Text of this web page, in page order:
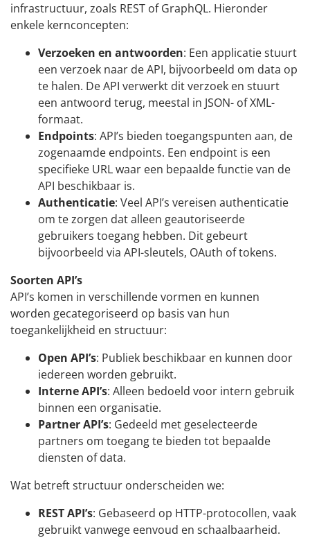
infrastructuur, zoals REST of GraphQL. Hieronder
enkele kernconcepten:
Verzoeken en antwoorden: Een applicatie stuurt
een verzoek naar de API, bijvoorbeeld om data op
te halen. De API verwerkt dit verzoek en stuurt
een antwoord terug, meestal in JSON- of XML-
formaat.
Endpoints: API’s bieden toegangspunten aan, de
zogenaamde endpoints. Een endpoint is een
specifieke URL waar een bepaalde functie van de
API beschikbaar is.
Authenticatie: Veel API’s vereisen authenticatie
om te zorgen dat alleen geautoriseerde
gebruikers toegang hebben. Dit gebeurt
bijvoorbeeld via API-sleutels, OAuth of tokens.
Soorten API’s
API’s komen in verschillende vormen en kunnen
worden gecategoriseerd op basis van hun
toegankelijkheid en structuur:
Open API’s: Publiek beschikbaar en kunnen door
iedereen worden gebruikt.
Interne API’s: Alleen bedoeld voor intern gebruik
binnen een organisatie.
Partner API’s: Gedeeld met geselecteerde
partners om toegang te bieden tot bepaalde
diensten of data.
Wat betreft structuur onderscheiden we:
REST API’s: Gebaseerd op HTTP-protocollen, vaak
gebruikt vanwege eenvoud en schaalbaarheid.